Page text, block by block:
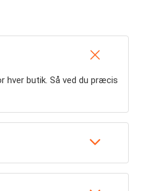
hver butik. Så ved du præcis